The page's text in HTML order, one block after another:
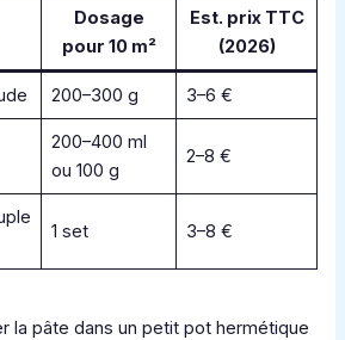
Dosage
pour 10 m²
Est. prix TTC
(2026)
200–300 g 3–6 €
200–400 ml
ou 100 g
2–8 €
1 set 3–8 €
la pâte dans un petit pot hermétique